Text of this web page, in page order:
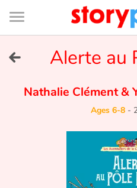
Connexion
Bibliothèque
de
page
Alerte au
Nathalie Clément&
Ages 6-8 -